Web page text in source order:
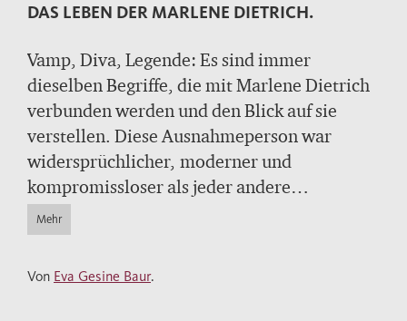
DAS LEBEN DER MARLENE DIETRICH.
Vamp, Diva, Legende: Es sind immer
dieselben Begriffe, die mit Marlene Dietrich
verbunden werden und den Blick auf sie
verstellen. Diese Ausnahmeperson war
widersprüchlicher, moderner und
kompromissloser als jeder andere
Hollywoodstar. Doch was diese Frau so
außergewöhnlich machte, zeigt sich erst,
Marlene Dietrich zog Hosen an, als Frauen
Mehr
Von Eva Gesine Baur.